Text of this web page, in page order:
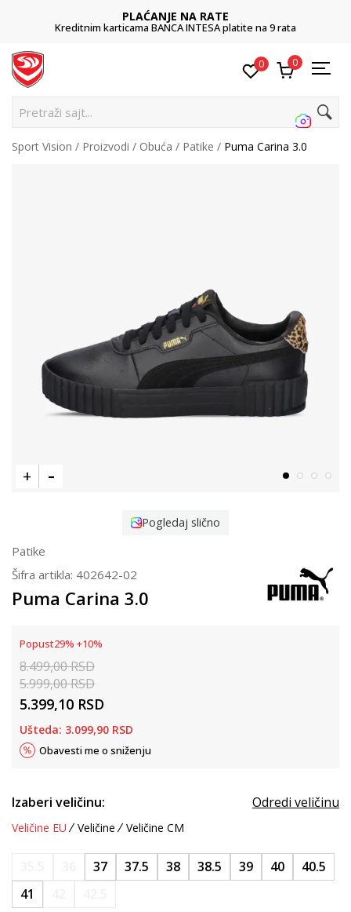
PLAĆANJE NA RATE
Kreditnim karticama BANCA INTESA platite na 9 rata
0 0
Pretraži sajt...
Sport Vision Proizvodi Obuća Patike Puma Carina 3.0
Pogledaj slično
Patike
Šifra artikla: 402642-02
Puma Carina 3.0
Popust29% +10%
8.499,00RSD
5.999,00RSD
5.399,10 RSD
Ušteda: 3.099,90 RSD
Obavesti me o sniženju
Izaberi veličinu: Odredi veličinu
Veličine EU Veličine Veličine CM
37 37.5 38 38.5 39 40
40.5
41